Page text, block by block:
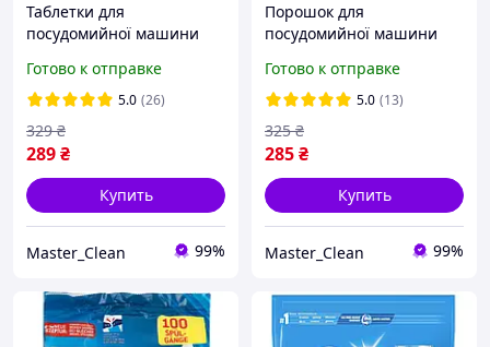
Таблетки для
посудомийної машини
65 шт. Таблетки для ПММ
Готово к отправке
5.0 (26)
289₴
329 ₴
Купить
Master_Clean 99%
Порошок для
посудомийної машини
reiniger Classic Pulver /
100 циклів мийки
Готово к отправке
5.0 (13)
285₴
325 ₴
Купить
Master_Clean 99%